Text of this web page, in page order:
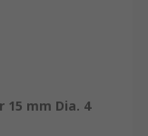
15 mm Dia. 4